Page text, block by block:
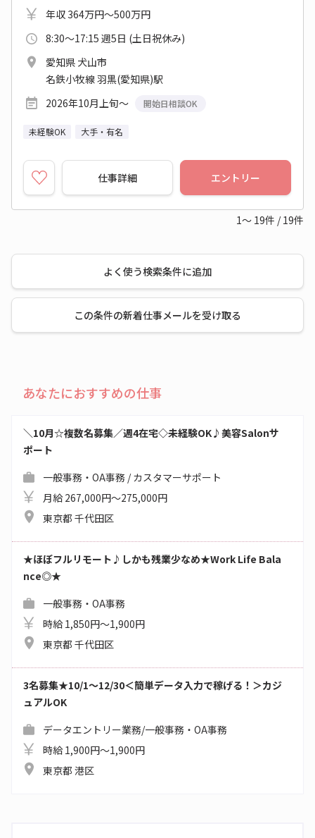
年収 364万円～500万円
8:30～17:15 週5日 (土日祝休み)
愛知県 犬山市
名鉄小牧線 羽黒(愛知県)駅
2026年10月上旬～
開始日相談OK
未経験OK 大手・有名
仕事詳細 エントリー
1～ 19件 / 19件
よく使う検索条件に追加
この条件の新着仕事メールを受け取る
あなたにおすすめの仕事
＼10月☆複数名募集／週4在宅◇未経験OK♪美容Salonサ
ポート
一般事務・OA事務 / カスタマーサポート
月給 267,000円～275,000円
東京都 千代田区
★ほぼフルリモート♪しかも残業少なめ★Work Life Bala
nce◎★
一般事務・OA事務
時給 1,850円～1,900円
東京都 千代田区
3名募集★10/1～12/30＜簡単データ入力で稼げる！＞カジ
ュアルOK
データエントリー業務/一般事務・OA事務
時給 1,900円～1,900円
東京都 港区